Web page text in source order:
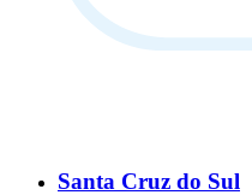
Santa Cruz do Sul